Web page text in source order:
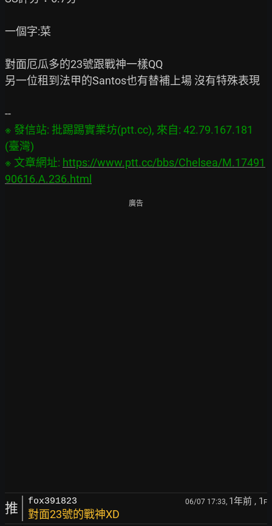
一個字:菜
對面厄瓜多的23號跟戰神一樣QQ
另一位租到法甲的Santos也有替補上場 沒有特殊表現
※ 發信站: 批踢踢實業坊(ptt.cc), 來自: 42.79.167.181
(臺灣)
※ 文章網址: https://www.ptt.cc/bbs/Chelsea/M.17491
90616.A.236.html
廣告
推 fox391823 06/07 17:33, 1年前 , 1 F
對面23號的戰神XD